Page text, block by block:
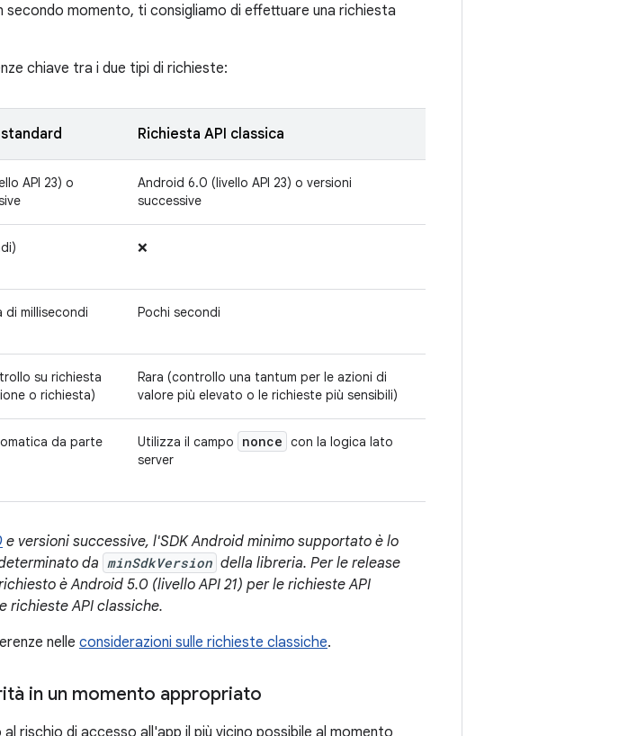
secondo momento, ti consigliamo di effettuare una richiesta
chiave tra i due tipi di richieste:
Richiesta API classica
API 23) o
Android 6.0 (livello API 23) o versioni
successive
❌
di millisecondi Pochi secondi
su richiesta
o richiesta)
Rara (controllo una tantum per le azioni di
valore più elevato o le richieste più sensibili)
da parte
Utilizza il campo nonce con la logica lato
server
e versioni successive, l'SDK Android minimo supportato è lo
da minSdkVersion della libreria. Per le release
è Android 5.0 (livello API 21) per le richieste API
richieste API classiche.
nelle considerazioni sulle richieste classiche.
in un momento appropriato